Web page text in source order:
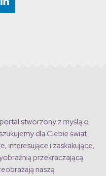
stworzony z myślą o
dla Ciebie świat
interesujące i zaskakujące,
przekraczającą
naszą